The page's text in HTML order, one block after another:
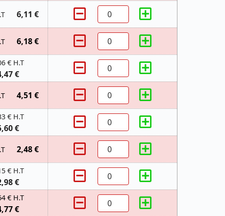
6,11 €
6,18 €
€ H.T
€
4,51 €
€ H.T
€
2,48 €
€ H.T
€
€ H.T
€